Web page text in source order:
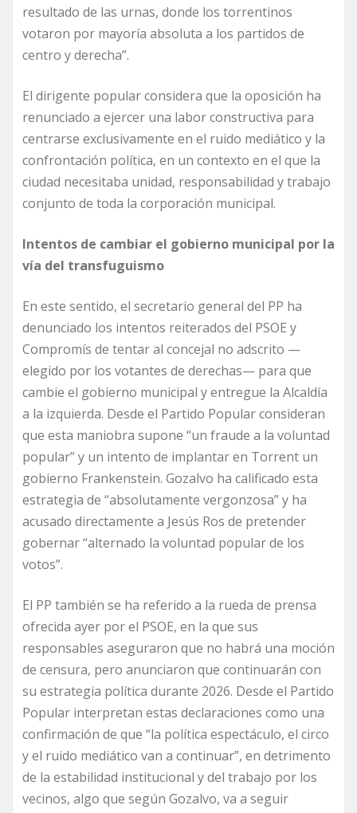
resultado de las urnas, donde los torrentinos
votaron por mayoría absoluta a los partidos de
centro y derecha”.
El dirigente popular considera que la oposición ha
renunciado a ejercer una labor constructiva para
centrarse exclusivamente en el ruido mediático y la
confrontación política, en un contexto en el que la
ciudad necesitaba unidad, responsabilidad y trabajo
conjunto de toda la corporación municipal.
Intentos de cambiar el gobierno municipal por la
vía del transfuguismo
En este sentido, el secretario general del PP ha
denunciado los intentos reiterados del PSOE y
Compromís de tentar al concejal no adscrito —
elegido por los votantes de derechas— para que
cambie el gobierno municipal y entregue la Alcaldía
a la izquierda. Desde el Partido Popular consideran
que esta maniobra supone “un fraude a la voluntad
popular” y un intento de implantar en Torrent un
gobierno Frankenstein. Gozalvo ha calificado esta
estrategia de “absolutamente vergonzosa” y ha
acusado directamente a Jesús Ros de pretender
gobernar “alternado la voluntad popular de los
votos”.
El PP también se ha referido a la rueda de prensa
ofrecida ayer por el PSOE, en la que sus
responsables aseguraron que no habrá una moción
de censura, pero anunciaron que continuarán con
su estrategia política durante 2026. Desde el Partido
Popular interpretan estas declaraciones como una
confirmación de que “la política espectáculo, el circo
y el ruido mediático van a continuar”, en detrimento
de la estabilidad institucional y del trabajo por los
vecinos, algo que según Gozalvo, va a seguir